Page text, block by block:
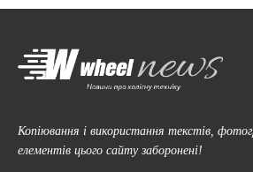
Копіювання і використання текстів,
елементів цього сайту заборонені!